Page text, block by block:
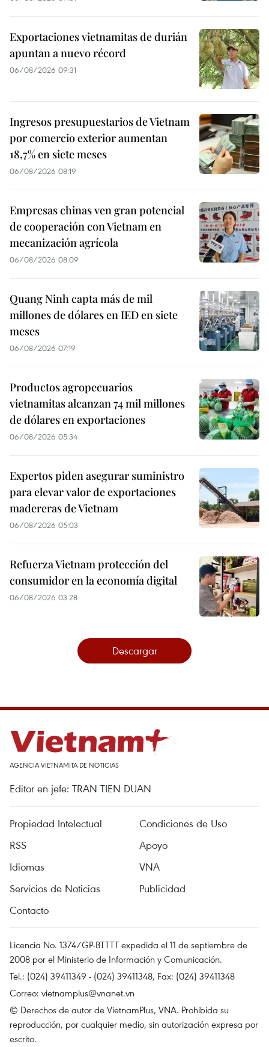
Exportaciones vietnamitas de durián
apuntan a nuevo récord
06/08/2026 09:31
Ingresos presupuestarios de Vietnam
por comercio exterior aumentan
18,7% en siete meses
06/08/2026 08:19
Empresas chinas ven gran potencial
de cooperación con Vietnam en
mecanización agrícola
06/08/2026 08:09
Quang Ninh capta más de mil
millones de dólares en IED en siete
meses
06/08/2026 07:19
Productos agropecuarios
vietnamitas alcanzan 74 mil millones
de dólares en exportaciones
06/08/2026 05:34
Expertos piden asegurar suministro
para elevar valor de exportaciones
madereras de Vietnam
06/08/2026 05:03
Refuerza Vietnam protección del
consumidor en la economía digital
06/08/2026 03:28
Descargar
AGENCIA VIETNAMITA DE NOTICIAS
Editor en jefe: TRAN TIEN DUAN
Propiedad Intelectual
Condiciones de Uso
RSS
Apoyo
Idiomas
VNA
Servicios de Noticias
Publicidad
Contacto
Licencia No. 1374/GP-BTTTT expedida el 11 de septiembre de
2008 por el Ministerio de Información y Comunicación.
Tel.: (024) 39411349 - (024) 39411348, Fax: (024) 39411348
Correo: vietnamplus@vnanet.vn
© Derechos de autor de VietnamPlus, VNA. Prohibida su
reproducción, por cualquier medio, sin autorización expresa por
escrito.